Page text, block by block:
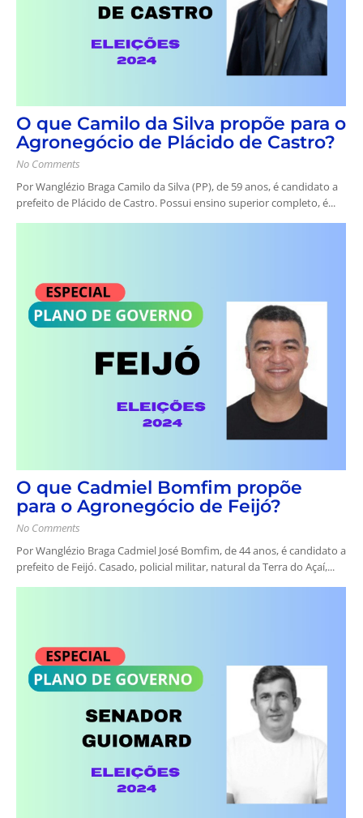
O que Camilo da Silva propõe para o
Agronegócio de Plácido de Castro?
No Comments
Por Wanglézio Braga Camilo da Silva (PP), de 59 anos, é candidato a
prefeito de Plácido de Castro. Possui ensino superior completo, é...
O que Cadmiel Bomfim propõe
para o Agronegócio de Feijó?
No Comments
Por Wanglézio Braga Cadmiel José Bomfim, de 44 anos, é candidato a
prefeito de Feijó. Casado, policial militar, natural da Terra do Açaí,...